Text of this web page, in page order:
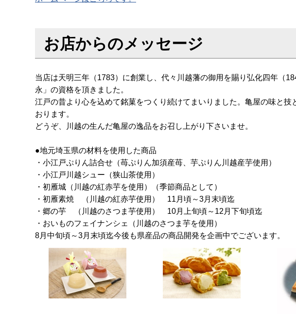
お店からのメッセージ
当店は天明三年（1783）に創業し、代々川越藩の御用を賜り弘化四年（
永」の資格を頂きました。
江戸の昔より心を込めて銘菓をつくり続けてまいりました。亀屋の味と
おります。
どうぞ、川越の生んだ亀屋の逸品をお召し上がり下さいませ。
●地元埼玉県の材料を使用した商品
・小江戸ぷりん詰合せ（苺ぷりん加須産苺、芋ぷりん川越産芋使用）
・小江戸川越シュー（狭山茶使用）
・初雁城（川越の紅赤芋を使用）（季節商品として）
・初雁素焼 （川越の紅赤芋使用） 11月頃～3月末頃迄
・郷の芋 （川越のさつま芋使用） 10月上旬頃～12月下旬頃迄
・おいものフェイナンシェ（川越のさつま芋を使用）
8月中旬頃～3月末頃迄今後も県産品の商品開発を企画中でございます。